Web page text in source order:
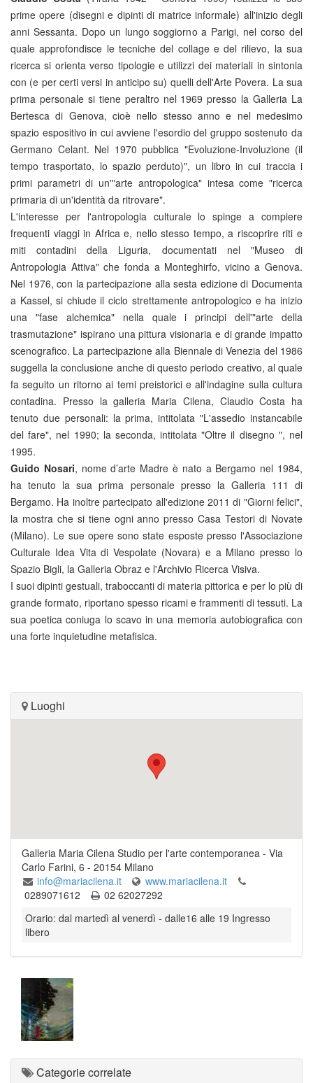
prime opere (disegni e dipinti di matrice informale) all'inizio degli
anni Sessanta. Dopo un lungo soggiorno a Parigi, nel corso del
quale approfondisce le tecniche del collage e del rilievo, la sua
ricerca si orienta verso tipologie e utilizzi dei materiali in sintonia
con (e per certi versi in anticipo su) quelli dell'Arte Povera. La sua
prima personale si tiene peraltro nel 1969 presso la Galleria La
Bertesca di Genova, cioè nello stesso anno e nel medesimo
spazio espositivo in cui avviene l'esordio del gruppo sostenuto da
Germano Celant. Nel 1970 pubblica "Evoluzione-Involuzione (il
tempo trasportato, lo spazio perduto)", un libro in cui traccia i
primi parametri di un'"arte antropologica" intesa come "ricerca
primaria di un'identità da ritrovare".
L'interesse per l'antropologia culturale lo spinge a compiere
frequenti viaggi in Africa e, nello stesso tempo, a riscoprire riti e
miti contadini della Liguria, documentati nel "Museo di
Antropologia Attiva" che fonda a Monteghirfo, vicino a Genova.
Nel 1976, con la partecipazione alla sesta edizione di Documenta
a Kassel, si chiude il ciclo strettamente antropologico e ha inizio
una "fase alchemica" nella quale i principi dell'"arte della
trasmutazione" ispirano una pittura visionaria e di grande impatto
scenografico. La partecipazione alla Biennale di Venezia del 1986
suggella la conclusione anche di questo periodo creativo, al quale
fa seguito un ritorno ai temi preistorici e all'indagine sulla cultura
contadina. Presso la galleria Maria Cilena, Claudio Costa ha
tenuto due personali: la prima, intitolata "L'assedio instancabile
del fare", nel 1990; la seconda, intitolata "Oltre il disegno ", nel
1995.
Guido Nosari, nome d’arte Madre è nato a Bergamo nel 1984,
ha tenuto la sua prima personale presso la Galleria 111 di
Bergamo. Ha inoltre partecipato all'edizione 2011 di "Giorni felici",
la mostra che si tiene ogni anno presso Casa Testori di Novate
(Milano). Le sue opere sono state esposte presso l'Associazione
Culturale Idea Vita di Vespolate (Novara) e a Milano presso lo
Spazio Bigli, la Galleria Obraz e l'Archivio Ricerca Visiva.
I suoi dipinti gestuali, traboccanti di materia pittorica e per lo più di
grande formato, riportano spesso ricami e frammenti di tessuti. La
sua poetica coniuga lo scavo in una memoria autobiografica con
una forte inquietudine metafisica.
Luoghi
Galleria Maria Cilena Studio per l'arte contemporanea - Via
Carlo Farini, 6 - 20154 Milano
info@mariacilena.it
www.mariacilena.it
0289071612
02 62027292
Orario: dal martedì al venerdì - dalle16 alle 19 Ingresso
libero
Categorie correlate